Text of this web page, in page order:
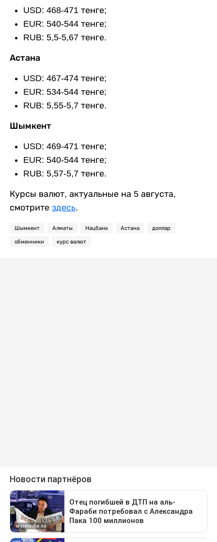
USD: 468-471 тенге;
EUR: 540-544 тенге;
RUB: 5,5-5,67 тенге.
Астана
USD: 467-474 тенге;
EUR: 534-544 тенге;
RUB: 5,55-5,7 тенге.
Шымкент
USD: 469-471 тенге;
EUR: 540-544 тенге;
RUB: 5,57-5,7 тенге.
Курсы валют, актуальные на 5 августа,
смотрите здесь.
Шымкент Алматы Нацбанк Астана доллар
обменники курс валют